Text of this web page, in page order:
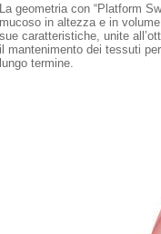
La geometria con “Platform
mucoso in altezza e in
sue caratteristiche, unite
il mantenimento dei tessuti
lungo termine.